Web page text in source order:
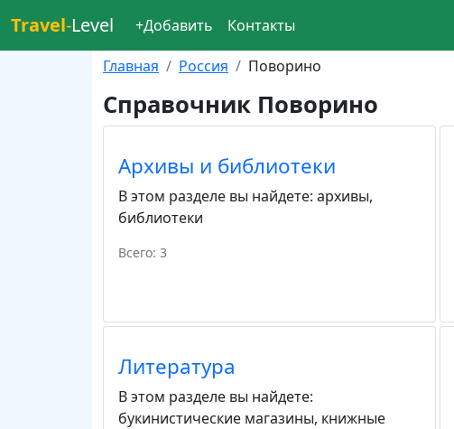
Travel-Level +Добавить Контакты
Главная Россия Поворино
Справочник Поворино
Архивы и библиотеки
В этом разделе вы найдете: архивы,
библиотеки
Всего: 3
Литература
В этом разделе вы найдете:
букинистические магазины, книжные